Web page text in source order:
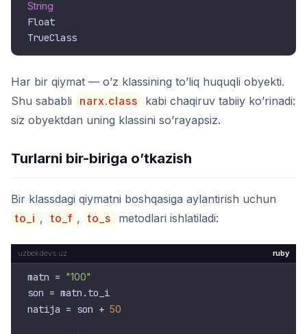
String
Float
Har bir qiymat — o’z klassining to’liq huquqli obyekti.
Shu sababli
narx.class
kabi chaqiruv tabiiy ko’rinadi:
siz obyektdan uning klassini so’rayapsiz.
Turlarni bir-biriga o’tkazish
Bir klassdagi qiymatni boshqasiga aylantirish uchun
to_i , to_f , to_s metodlari ishlatiladi:
ruby
matn = "100"
son = matn.to_i
natija = son + 50